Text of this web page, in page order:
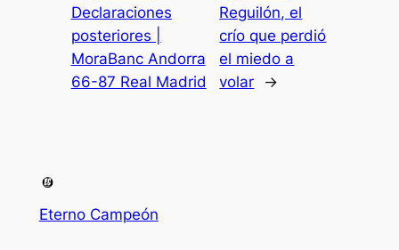
Declaraciones
posteriores |
MoraBanc Andorra
66-87 Real Madrid
Reguilón, el
crío que perdió
el miedo a
volar
→
Eterno Campeón